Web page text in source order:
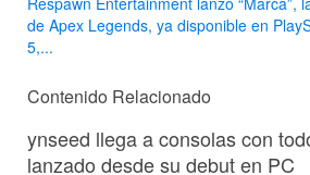
de Apex Legends, ya disponible en
5,...
Contenido Relacionado
ynseed llega a consolas con
lanzado desde su debut en PC